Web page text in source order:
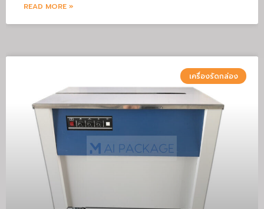
READ MORE »
เครื่องรัดกล่อง